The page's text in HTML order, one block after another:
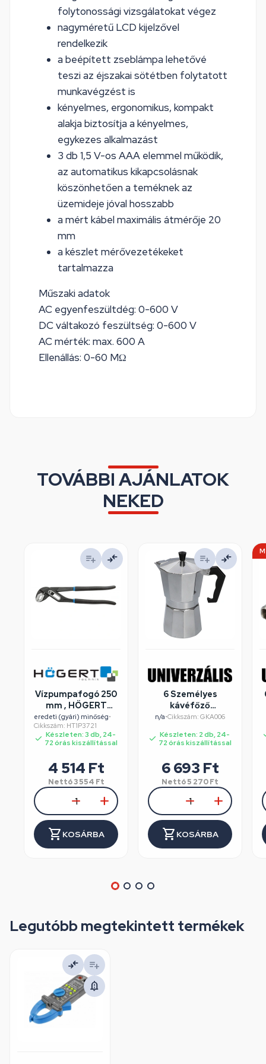
folytonossági vizsgálatokat végez
nagyméretű LCD kijelzővel
rendelkezik
a beépített zseblámpa lehetővé
teszi az éjszakai sötétben folytatott
munkavégzést is
kényelmes, ergonomikus, kompakt
alakja biztosítja a kényelmes,
egykezes alkalmazást
3 db 1,5 V-os AAA elemmel működik,
az automatikus kikapcsolásnak
köszönhetően a teméknek az
üzemideje jóval hosszabb
a mért kábel maximális átmérője 20
mm
a készlet mérővezetékeket
tartalmazza
Műszaki adatok
AC egyenfeszültdég: 0-600 V
DC váltakozó feszültség: 0-600 V
AC mérték: max. 600 A
Ellenállás: 0-60 MΩ
TOVÁBBI AJÁNLATOK
NEKED
Vízpumpafogó 250
mm , HÖGERT
HT1P372
eredeti (gyári) minőség•
Cikkszám: HT1P3721
Készleten: 3 db, 24-
72 órás kiszállítással
4 514 Ft
Nettó3 554 Ft
KOSÁRBA
6 Személyes
kávéfőző
alumínium dobozos
n/a•Cikkszám: GKA006
Készleten: 2 db, 24-
72 órás kiszállítással
6 693 Ft
Nettó5 270Ft
KOSÁRBA
Legutóbb megtekintett termékek